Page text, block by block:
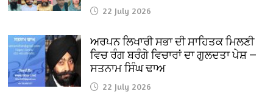
22 July 2026
ਅਰਪਨ ਲਿਖਾਰੀ ਸਭਾ ਦੀ ਸਾਹਿਤਕ ਮਿਲਣੀ
ਵਿਚ ਰੰਗ ਬਰੰਗੇ ਵਿਚਾਰਾਂ ਦਾ ਗੁਲਦਤਾ ਪੇਸ਼ —
ਸਤਨਾਮ ਸਿੰਘ ਢਾਅ
22 July 2026